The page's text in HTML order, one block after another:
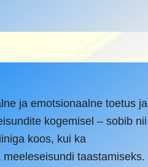
ja emotsionaalne toetus ja
kogemisel – sobib nii
koos, kui ka
taastamiseks.